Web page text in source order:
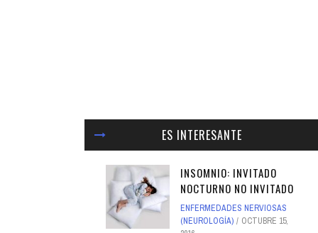
ES INTERESANTE
INSOMNIO: INVITADO
NOCTURNO NO INVITADO
ENFERMEDADES NERVIOSAS
(NEUROLOGÍA)
OCTUBRE 15,